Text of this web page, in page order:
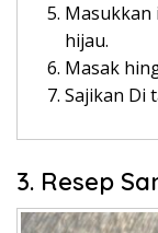
Masukkan
hijau.
Masak
Sajikan Di
3. Resep